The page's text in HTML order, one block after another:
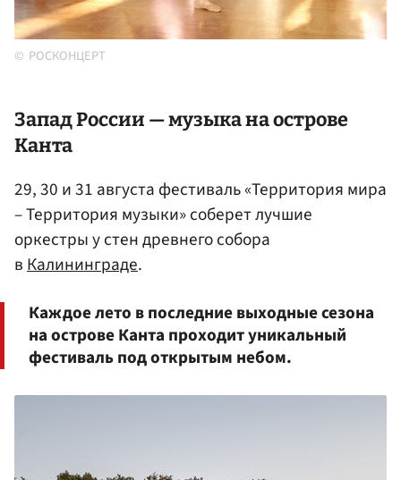
РОСКОНЦЕРТ
Запад России — музыка на острове
Канта
29, 30 и 31 августа фестиваль «Территория мира
– Территория музыки» соберет лучшие
оркестры у стен древнего собора
в Калининграде.
Каждое лето в последние выходные сезона
на острове Канта проходит уникальный
фестиваль под открытым небом.